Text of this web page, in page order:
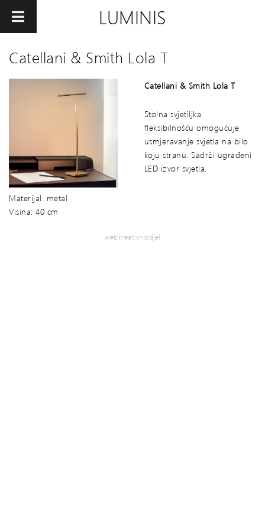
LUMINIS
Catellani & Smith Lola T
Materijal: metal
Visina: 40 cm
Catellani & Smith Lola T
Stolna svjetiljka
fleksibilnošću omogućuje
usmjeravanje svjetla na bilo
koju stranu. Sadrži ugrađeni
LED izvor svjetla.
webkreativniodjel